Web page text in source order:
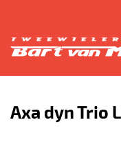
Axa dyn Trio